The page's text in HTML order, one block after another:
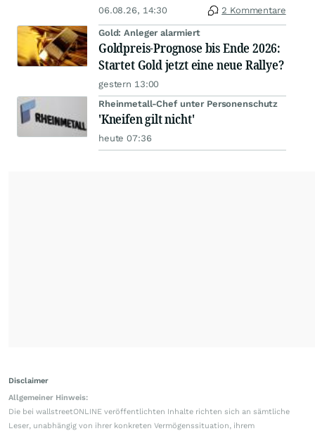
06.08.26, 14:30 2 Kommentare
Gold: Anleger alarmiert
Goldpreis-Prognose bis Ende 2026:
Startet Gold jetzt eine neue Rallye?
gestern 13:00
Rheinmetall-Chef unter Personenschutz
'Kneifen gilt nicht'
heute 07:36
Disclaimer
Allgemeiner Hinweis:
Die bei wallstreetONLINE veröffentlichten Inhalte richten sich an sämtliche
Leser, unabhängig von ihrer konkreten Vermögenssituation, ihrem